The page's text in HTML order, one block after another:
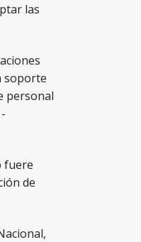
las
soporte
personal
fuere
de